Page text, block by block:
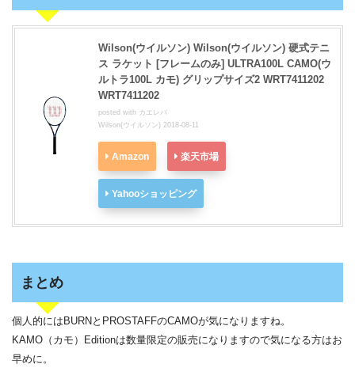
Wilson(ウイルソン) Wilson(ウイルソン) 硬式テニ
ス ラケット [フレームのみ] ULTRA100L CAMO(ウ
ルトラ100L カモ) グリップサイズ2 WRT7411202
WRT7411202
posted with カエレバ
Wilson(ウイルソン) 2018-08-11
Amazon 楽天市場
Yahooショッピング
まとめ
個人的にはBURNとPROSTAFFのCAMOが気になりますね。
KAMO（カモ）Editionは数量限定の販売になりますので気になる方はお
早めに。